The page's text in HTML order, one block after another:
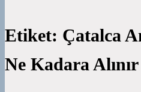
Etiket: Çatalca
Ne Kadara Alınır